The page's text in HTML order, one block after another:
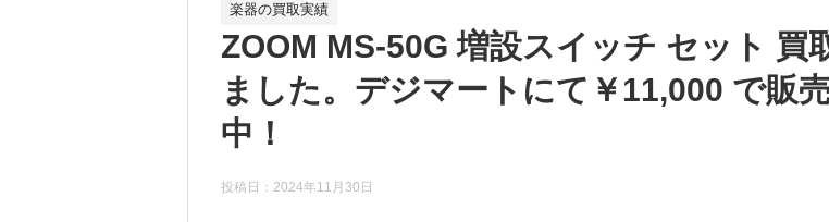
楽器の買取実績
ZOOM MS-50G 増設スイッチ セット 買
ました。デジマートにて￥11,000 で販
中！
投稿日：2024年11月30日